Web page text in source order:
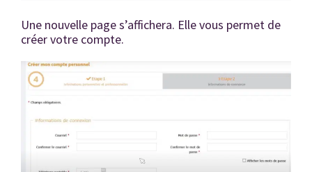
Une nouvelle page s’affichera. Elle vous permet de
créer votre compte.